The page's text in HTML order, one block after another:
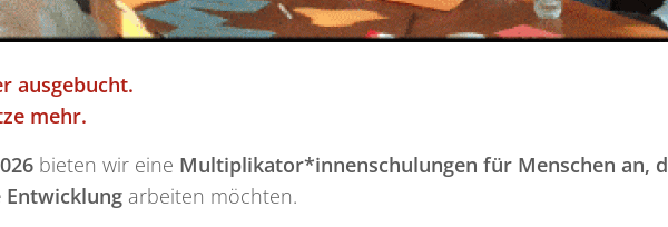
ausgebucht.
mehr.
bieten wir eine Multiplikator*innenschulungen für Menschen an,
arbeiten möchten.